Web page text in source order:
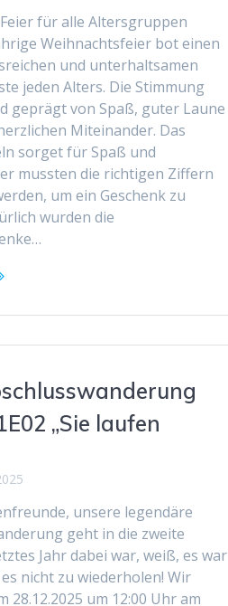
für alle Altersgruppen
Weihnachtsfeier bot einen
und unterhaltsamen
jeden Alters. Die Stimmung
geprägt von Spaß, guter Laune
Miteinander. Das
sorget für Spaß und
mussten die richtigen Ziffern
um ein Geschenk zu
wurden die
„Sie laufen
unsere legendäre
geht in die zweite
Jahr dabei war, weiß, es war
nicht zu wiederholen! Wir
28.12.2025 um 12:00 Uhr am